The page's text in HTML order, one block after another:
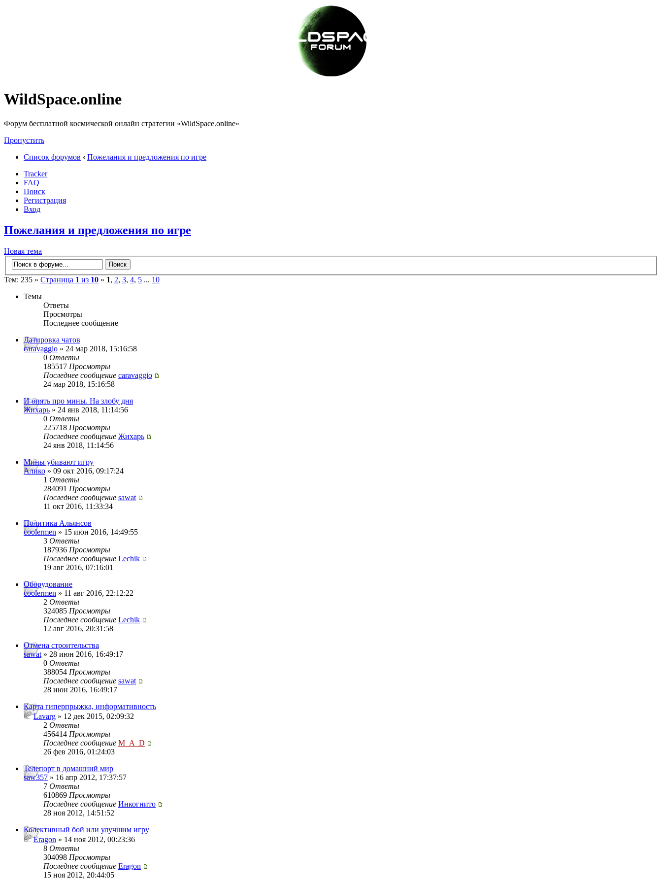
WildSpace.online
Форум бесплатной космической онлайн стратегии «WildSpace.online»
Пропустить
Список форумов ‹ Пожелания и предложения по игре
Tracker
FAQ
Поиск
Регистрация
Вход
Пожелания и предложения по игре
Новая тема
Тем: 235 » Страница 1 из 10 » 1, 2, 3, 4, 5 ... 10
Темы
Ответы
Просмотры
Последнее сообщение
Датировка чатов
caravaggio » 24 мар 2018, 15:16:58
0 Ответы
185517 Просмотры
Последнее сообщение caravaggio
24 мар 2018, 15:16:58
И опять про мины. На злобу дня
Жихарь » 24 янв 2018, 11:14:56
0 Ответы
225718 Просмотры
Последнее сообщение Жихарь
24 янв 2018, 11:14:56
Мины убивают игру
Алико » 09 окт 2016, 09:17:24
1 Ответы
284091 Просмотры
Последнее сообщение sawat
11 окт 2016, 11:33:34
Политика Альянсов
coolermen » 15 июн 2016, 14:49:55
3 Ответы
187936 Просмотры
Последнее сообщение Lechik
19 авг 2016, 07:16:01
Оборудование
coolermen » 11 авг 2016, 22:12:22
2 Ответы
324085 Просмотры
Последнее сообщение Lechik
12 авг 2016, 20:31:58
Отмена строительства
sawat » 28 июн 2016, 16:49:17
0 Ответы
388054 Просмотры
Последнее сообщение sawat
28 июн 2016, 16:49:17
Карта гиперпрыжка, информативность
Lavarg » 12 дек 2015, 02:09:32
2 Ответы
456414 Просмотры
Последнее сообщение M_A_D
26 фев 2016, 01:24:03
Телепорт в домашний мир
saw357 » 16 апр 2012, 17:37:57
7 Ответы
610869 Просмотры
Последнее сообщение Инкогнито
28 ноя 2012, 14:51:52
Колективный бой или улучшим игру
Eragon » 14 ноя 2012, 00:23:36
8 Ответы
304098 Просмотры
Последнее сообщение Eragon
15 ноя 2012, 20:44:05